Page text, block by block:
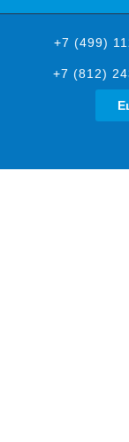
+7 (499)
+7 (812)